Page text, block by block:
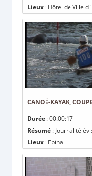
Lieux : Hôtel de Ville d
CANOË-KAYAK,
Durée : 00:00:17
Résumé : Journal
Lieux : Epinal